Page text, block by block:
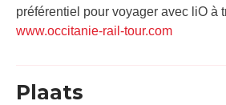
préférentiel pour voyager avec liO à
www.occitanie-rail-tour.com
Plaats